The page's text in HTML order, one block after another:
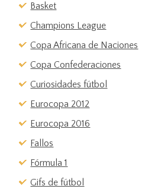
Basket
Champions League
Copa Africana de Naciones
Copa Confederaciones
Curiosidades fútbol
Eurocopa 2012
Eurocopa 2016
Fallos
Fórmula 1
Gifs de fútbol